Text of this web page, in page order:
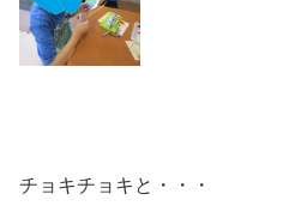
チョキチョキと・・・